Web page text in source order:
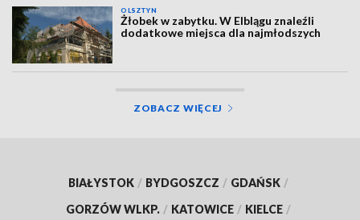
OLSZTYN
Żłobek w zabytku. W Elblągu znaleźli
dodatkowe miejsca dla najmłodszych
ZOBACZ WIĘCEJ
BIAŁYSTOK / BYDGOSZCZ / GDAŃSK /
GORZÓW WLKP. / KATOWICE / KIELCE /